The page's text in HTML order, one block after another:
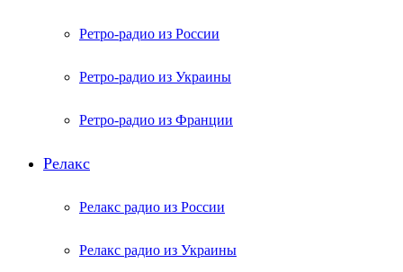
Ретро-радио из России
Ретро-радио из Украины
Ретро-радио из Франции
Релакс
Релакс радио из России
Релакс радио из Украины